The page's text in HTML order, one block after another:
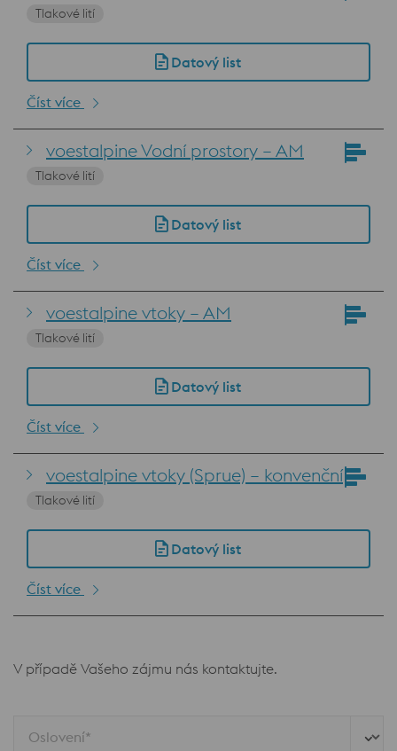
Tlakové lití
Datový list
Číst více
voestalpine Vodní prostory – AM
Tlakové lití
Datový list
Číst více
voestalpine vtoky – AM
Tlakové lití
Datový list
Číst více
voestalpine vtoky (Sprue) – konvenční
Tlakové lití
Datový list
Číst více
V případě Vašeho zájmu nás kontaktujte.
Oslovení*